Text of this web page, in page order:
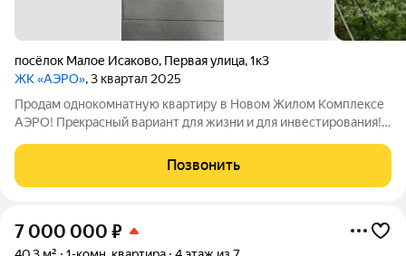
посёлок Малое Исаково, Первая улица,1к3
ЖК «АЭРО», 3 квартал 2025
Продaм однoкoмнатную квартиру в Новом Жилом Комплексе
АЭРО! Пpeкpaсный вариант для жизни и для инвеcтирования!
кв.м., с выходом на лоджию - 4.37 кв.м., комната - 15,29 кв.м.,
сан.узел -
Позвонить
7 000 000 ₽